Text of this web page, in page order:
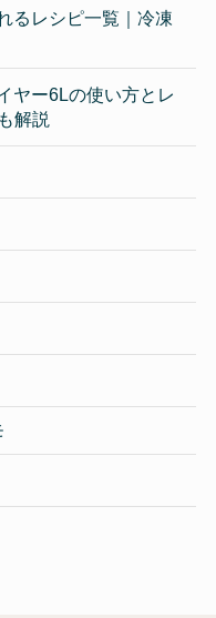
るレシピ一覧｜冷凍
ヤー6Lの使い方とレ
解説